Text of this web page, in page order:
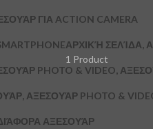
ΓΙΑ ACTION CAMERA
ΑΡΧΙΚΉ ΣΕΛΊΔΑ,
1 Product
PHOTO & VIDEO,
ΑΞΕΣΟΥΆΡ PHOTO &
ΑΞΕΣΟΥΆΡ